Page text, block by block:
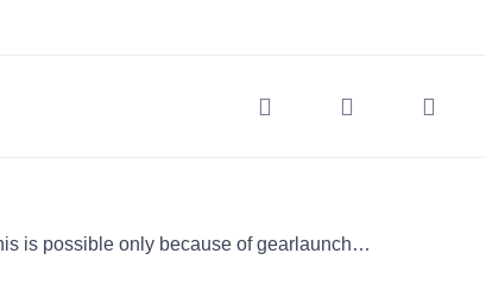
is possible only because of gearlaunch…